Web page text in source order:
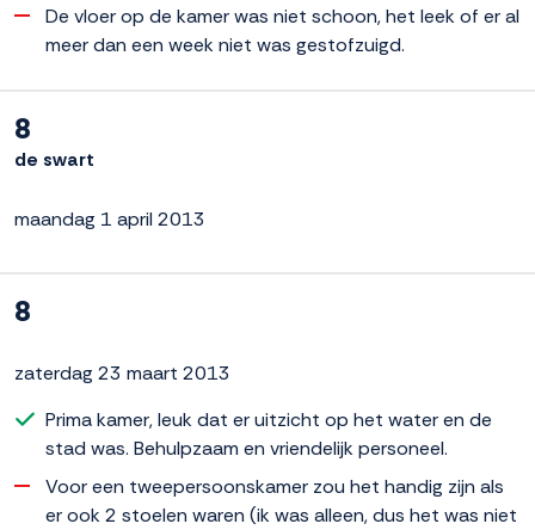
De vloer op de kamer was niet schoon, het leek of er al
meer dan een week niet was gestofzuigd.
8
de swart
maandag 1 april 2013
8
zaterdag 23 maart 2013
Prima kamer, leuk dat er uitzicht op het water en de
stad was. Behulpzaam en vriendelijk personeel.
Voor een tweepersoonskamer zou het handig zijn als
er ook 2 stoelen waren (ik was alleen, dus het was niet